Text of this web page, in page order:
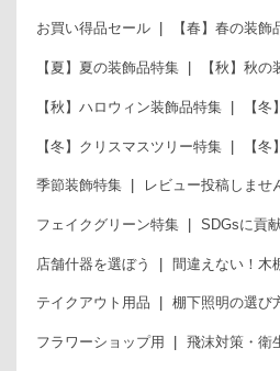
お買い得品セール 【春】春の装飾
【夏】夏の装飾品特集 【秋】秋の
【秋】ハロウィン装飾品特集 【
【冬】クリスマスツリー特集 【
季節装飾特集 レビュー投稿しませ
フェイクグリーン特集 SDGsに貢
店舗什器を選ぼう 間違えない！木
テイクアウト用品 棚下照明の選び
フラワーショップ用 飛沫対策・衛